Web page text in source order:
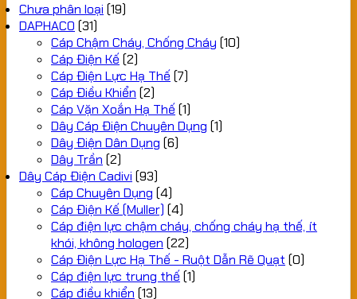
Chưa phân loại (19)
DAPHACO (31)
Cáp Chậm Cháy, Chống Cháy (10)
Cáp Điện Kế (2)
Cáp Điện Lực Hạ Thế (7)
Cáp Điều Khiển (2)
Cáp Vặn Xoắn Hạ Thế (1)
Dây Cáp Điện Chuyên Dụng (1)
Dây Điện Dân Dụng (6)
Dây Trần (2)
Dây Cáp Điện Cadivi (93)
Cáp Chuyên Dụng (4)
Cáp Điện Kế (Muller) (4)
Cáp điện lực chậm cháy, chống cháy hạ thế, ít
khói, không hologen (22)
Cáp Điện Lực Hạ Thế - Ruột Dẫn Rẽ Quạt (0)
Cáp điện lực trung thế (1)
Cáp điều khiển (13)